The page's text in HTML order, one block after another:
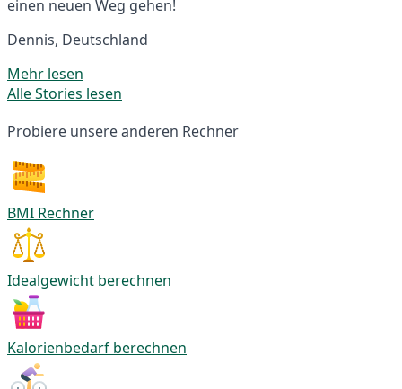
einen neuen Weg gehen!
Dennis, Deutschland
Mehr lesen
Alle Stories lesen
Probiere unsere anderen Rechner
BMI Rechner
Idealgewicht berechnen
Kalorienbedarf berechnen